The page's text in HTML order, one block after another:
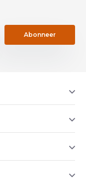
Abonneer